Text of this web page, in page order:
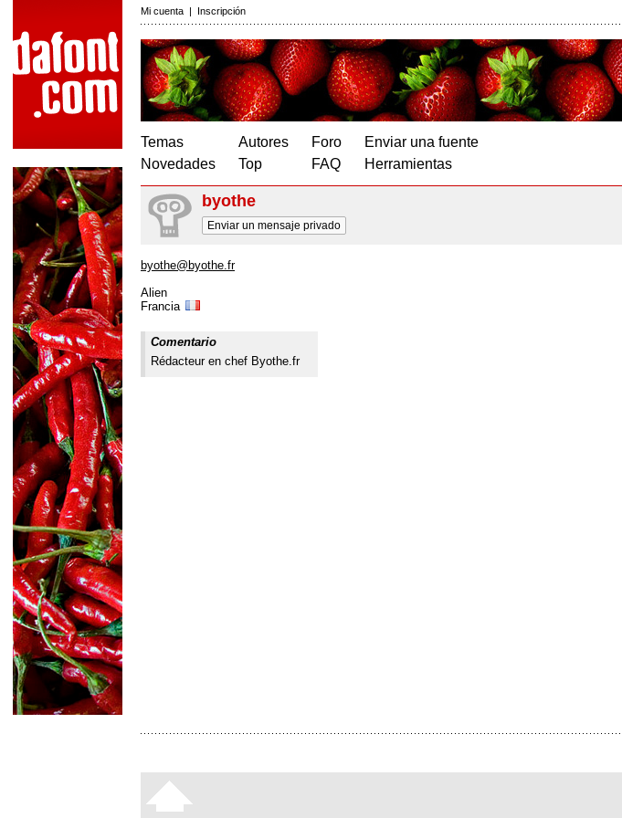
Mi cuenta | Inscripción
Temas
Novedades
Autores
Top
Foro
FAQ
Enviar una fuente
Herramientas
byothe
Enviar un mensaje privado
byothe@byothe.fr
Alien
Francia
Comentario
Rédacteur en chef Byothe.fr